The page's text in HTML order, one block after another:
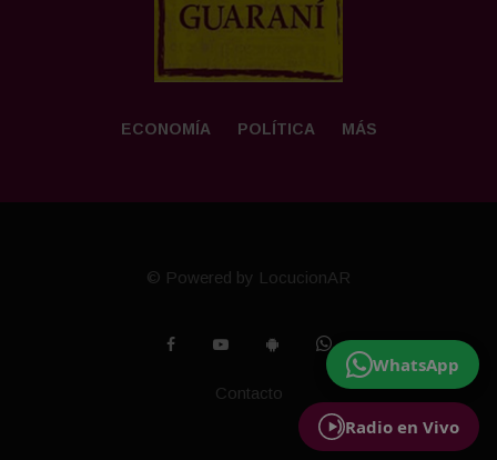
Radio en Vivo
WhatsApp
ECONOMÍA POLÍTICA MÁS
© Powered by LocucionAR
Contacto